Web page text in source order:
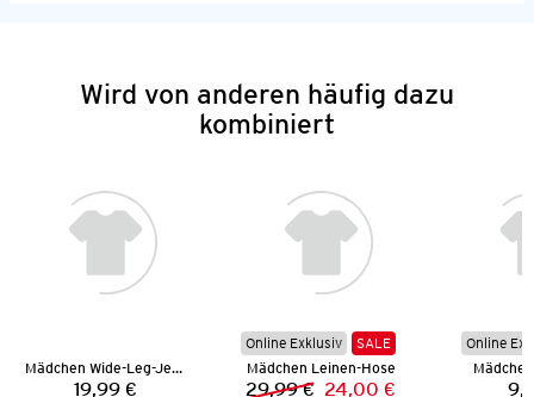
Wird von anderen häufig dazu
kombiniert
Mädchen Wide-Leg-Jeans
19,99 €
Online Exklusiv
SALE
Mädchen Leinen-Hose
29,99 € 24,00 €
Online